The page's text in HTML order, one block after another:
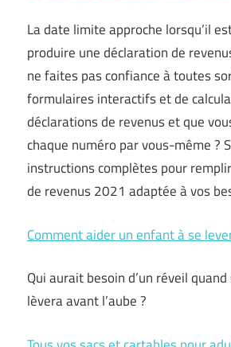
La date limite approche lorsqu’il
produire une déclaration de
ne faites pas confiance à toutes
formulaires interactifs et de
déclarations de revenus et que
chaque numéro par vous-même ?
instructions complètes pour
de revenus 2021 adaptée à vos
Comment aider un enfant à se
Qui aurait besoin d’un réveil
lèvera avant l’aube ?